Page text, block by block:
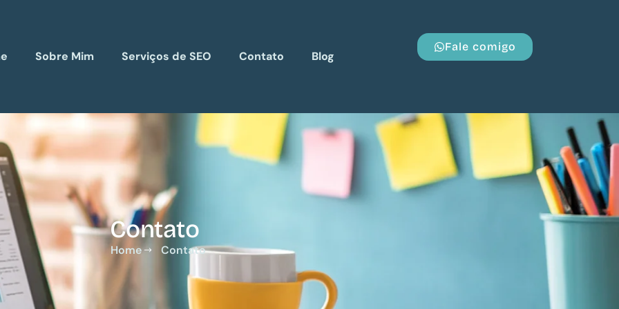
Sobre Mim Serviços de SEO Contato Blog
Fale comigo
Contato
Home Contato